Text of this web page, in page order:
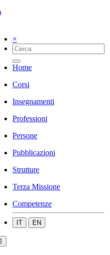
×
Home
Corsi
Insegnamenti
Professioni
Persone
Pubblicazioni
Strutture
Terza Missione
Competenze
IT EN